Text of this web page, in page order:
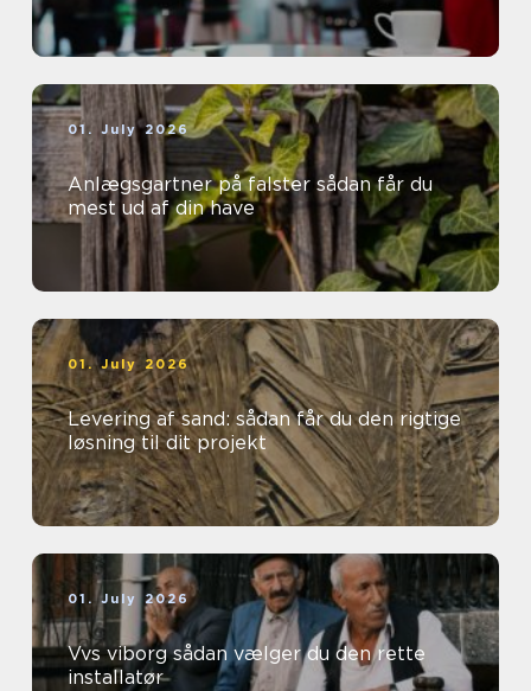
01. July 2026
Anlægsgartner på falster sådan får du
mest ud af din have
01. July 2026
Levering af sand: sådan får du den rigtige
løsning til dit projekt
01. July 2026
Vvs viborg sådan vælger du den rette
installatør